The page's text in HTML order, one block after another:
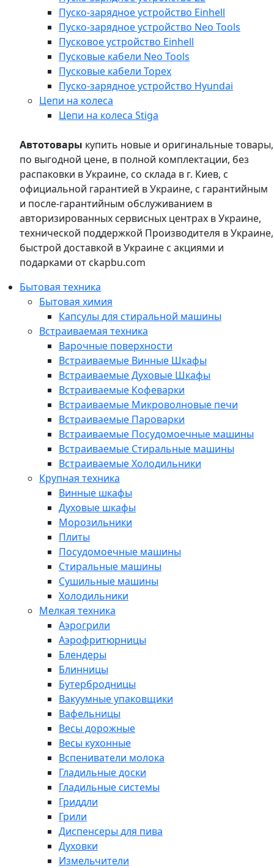
Пуско-зарядное устройство Einhell
Пуско-зарядное устройство Neo Tools
Пусковое устройство Einhell
Пусковые кабели Neo Tools
Пусковые кабели Topex
Пуско-зарядное устройство Hyundai
Цепи на колеса
Цепи на колеса Stiga
Автотовары купить новые и оригинальные товары,
по выгодной цене, в полной комплектации, без
распаковки в Украине, со склада в г. Киев, с
официальной гарантией в Украине, с гарантийным
и после-гарантийным обслуживанием в
авторизированных сервисных центрах в Украине,
технической поддержкой Производителя в Украине,
быстрой доставкой в Украине с акциями и
подарками от ckapbu.com
Бытовая техника
Бытовая химия
Капсулы для стиральной машины
Встраиваемая техника
Варочные поверхности
Встраиваемые Винные Шкафы
Встраиваемые Духовые Шкафы
Встраиваемые Кофеварки
Встраиваемые Микроволновые печи
Встраиваемые Пароварки
Встраиваемые Посудомоечные машины
Встраиваемые Стиральные машины
Встраиваемые Холодильники
Крупная техника
Винные шкафы
Духовые шкафы
Морозильники
Плиты
Посудомоечные машины
Стиральные машины
Сушильные машины
Холодильники
Мелкая техника
Аэрогрили
Аэрофритюрницы
Блендеры
Блинницы
Бутербродницы
Вакуумные упаковщики
Вафельницы
Весы дорожные
Весы кухонные
Вспениватели молока
Гладильные доски
Гладильные системы
Гриддли
Грили
Диспенсеры для пива
Духовки
Измельчители